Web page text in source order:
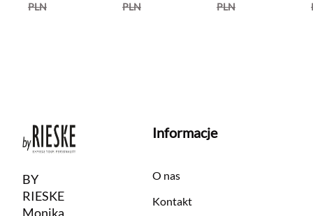
PLN
PLN
PLN
BY
RIESKE
Monika
Informacje
O nas
Kontakt